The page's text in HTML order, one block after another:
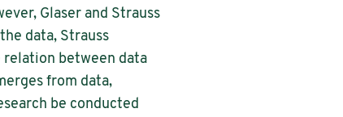
Glaser and Strauss
data, Strauss
between data
from data,
be conducted